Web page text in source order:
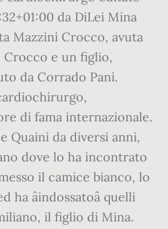
da DiLei Mina
Mazzini Crocco, avuta
e un figlio,
da Corrado Pani.
di fama internazionale.
Quaini da diversi anni,
dove lo ha incontrato
il camice bianco, lo
âindossatoâ quelli
il figlio di Mina.